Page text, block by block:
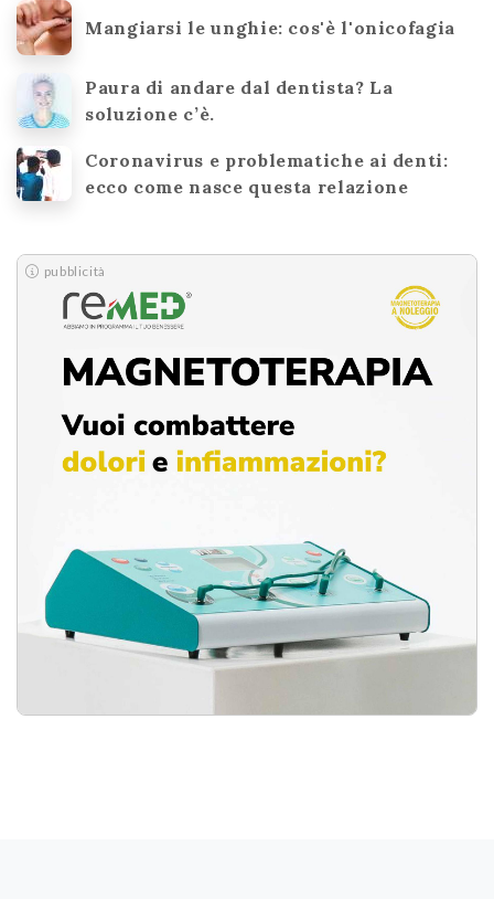
Mangiarsi le unghie: cos'è l'onicofagia
Paura di andare dal dentista? La
soluzione c’è.
Coronavirus e problematiche ai denti:
ecco come nasce questa relazione
pubblicità